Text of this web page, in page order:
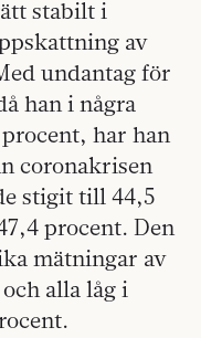
stabilt i
av
undantag för
han i några
har han
coronakrisen
stigit till 44,5
procent. Den
mätningar av
alla låg i